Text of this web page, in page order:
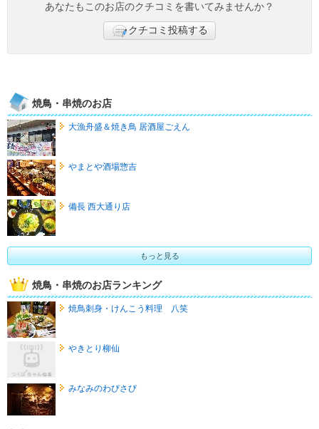
あなたもこのお店のクチコミを書いてみませんか？
クチコミ投稿する
焼鳥・串焼のお店
大漁舟盛＆焼き鳥 居酒屋ごえん
やまとや酒場惣吉
備長 西大通り店
もっと見る
焼鳥・串焼のお店ランキング
焼鳥刺身・けんこう料理 八笑
やきとり柳仙
みなみのわびさび